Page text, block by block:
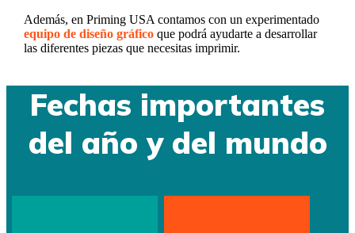
Además, en Priming USA contamos con un experimentado
equipo de diseño gráficoque podrá ayudarte a desarrollar
las diferentes piezas que necesitas imprimir.
Fechas importantes
del año y del mundo